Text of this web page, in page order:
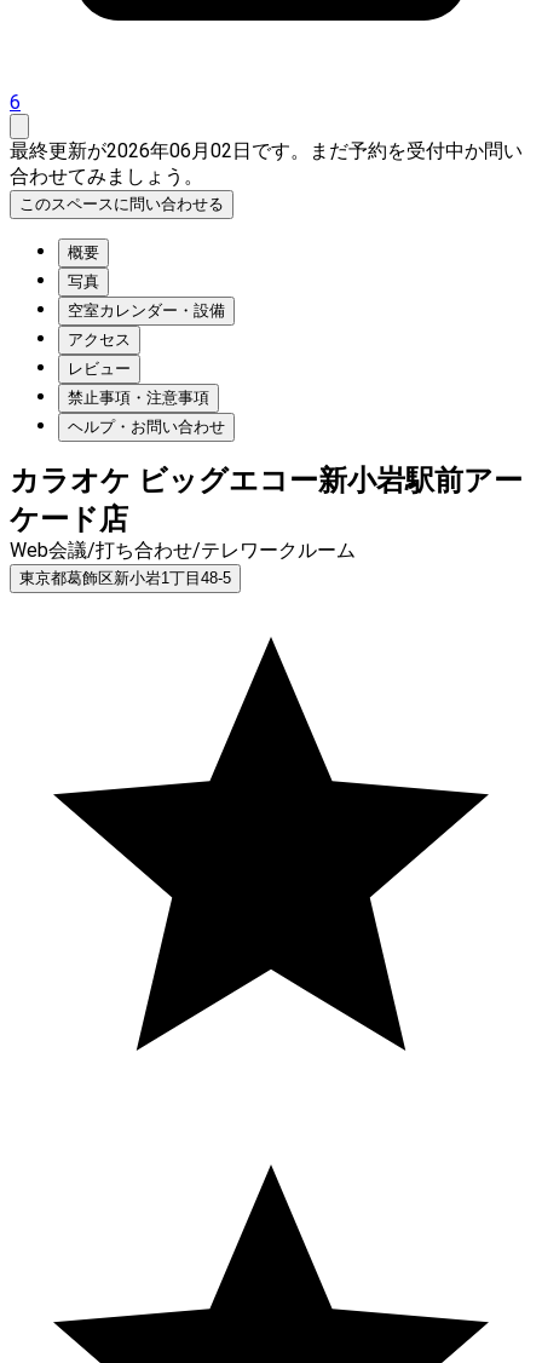
6
最終更新が2026年06月02日です。まだ予約を受付中か問い
合わせてみましょう。
このスペースに問い合わせる
概要
写真
空室カレンダー・設備
アクセス
レビュー
禁止事項・注意事項
ヘルプ・お問い合わせ
カラオケ ビッグエコー新小岩駅前アー
ケード店
Web会議/打ち合わせ/テレワークルーム
東京都葛飾区新小岩1丁目48-5